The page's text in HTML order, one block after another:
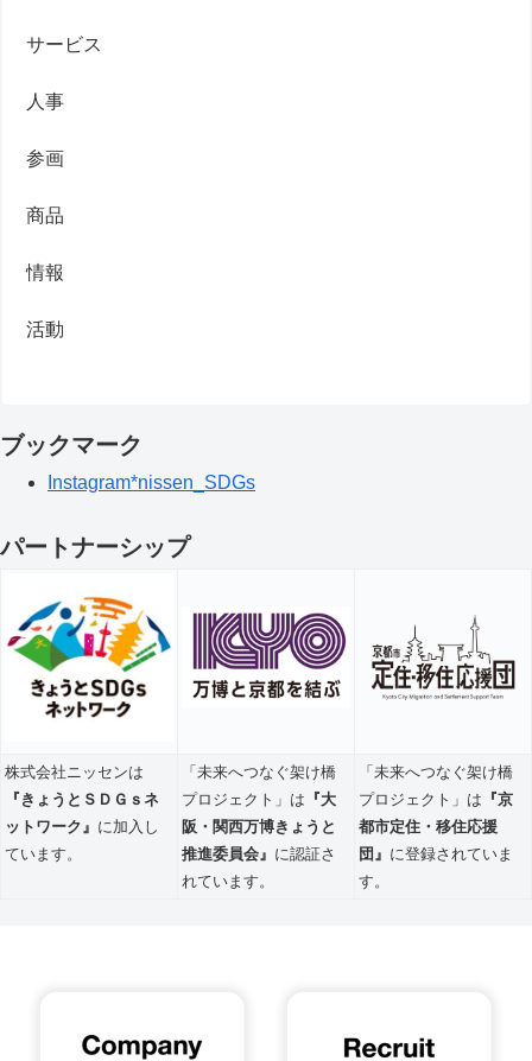
サービス
人事
参画
商品
情報
活動
ブックマーク
Instagram*nissen_SDGs
パートナーシップ
株式会社ニッセンは
『きょうとＳＤＧｓネ
ットワーク』 に加入し
ています。
「未来へつなぐ架け橋
プロジェクト」は 『大
阪・関西万博きょうと
推進委員会』 に認証さ
れています。
「未来へつなぐ架け橋
プロジェクト」は 『京
都市定住・移住応援
団』 に登録されていま
す。